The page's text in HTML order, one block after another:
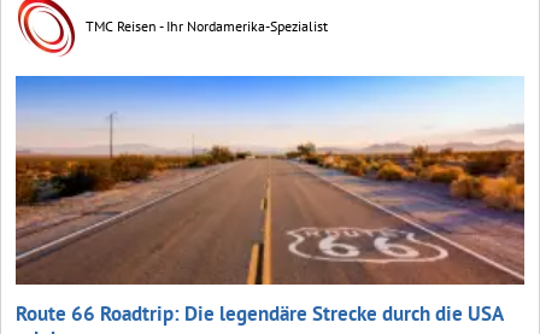
TMC Reisen - Ihr Nordamerika-Spezialist
Route 66 Roadtrip: Die legendäre Strecke durch die USA